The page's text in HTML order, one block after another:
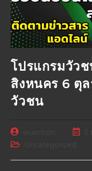
โปรแกรมวัว
สิงหนคร 6 ตุ
วัวชน
Uncategorized